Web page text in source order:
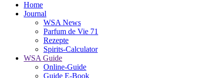
Home
Journal
WSA News
Parfum de Vie 71
Rezepte
Spirits-Calculator
WSA Guide
Online-Guide
Guide E-Book